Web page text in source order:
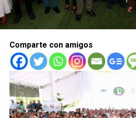
Comparte con amigos